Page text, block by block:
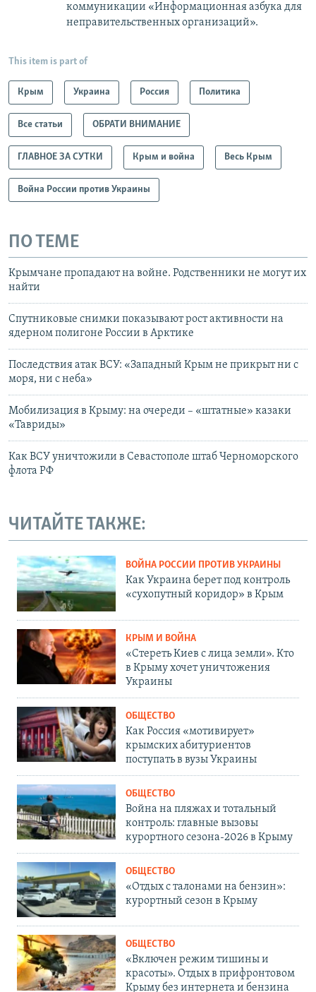
коммуникации «Информационная азбука для
неправительственных организаций».
This item is part of
Крым Украина Россия Политика
Все статьи ОБРАТИ ВНИМАНИЕ
ГЛАВНОЕ ЗА СУТКИ Крым и война Весь Крым
Война России против Украины
ПО ТЕМЕ
Крымчане пропадают на войне. Родственники не могут их
найти
Спутниковые снимки показывают рост активности на
ядерном полигоне России в Арктике
Последствия атак ВСУ: «Западный Крым не прикрыт ни с
моря, ни с неба»
Мобилизация в Крыму: на очереди – «штатные» казаки
«Тавриды»
Как ВСУ уничтожили в Севастополе штаб Черноморского
флота РФ
ЧИТАЙТЕ ТАКЖЕ:
ВОЙНА РОССИИ ПРОТИВ УКРАИНЫ
Как Украина берет под контроль
«сухопутный коридор» в Крым
КРЫМ И ВОЙНА
«Стереть Киев с лица земли». Кто
в Крыму хочет уничтожения
Украины
ОБЩЕСТВО
Как Россия «мотивирует»
крымских абитуриентов
поступать в вузы Украины
ОБЩЕСТВО
Война на пляжах и тотальный
контроль: главные вызовы
курортного сезона-2026 в Крыму
ОБЩЕСТВО
«Отдых с талонами на бензин»:
курортный сезон в Крыму
ОБЩЕСТВО
«Включен режим тишины и
красоты». Отдых в прифронтовом
Крыму без интернета и бензина